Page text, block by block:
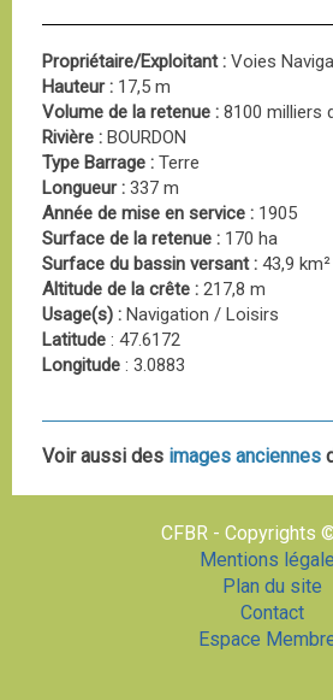
Propriétaire/Exploitant : Voies
Hauteur : 17,5 m
Volume de la retenue : 8100 milliers
Rivière : BOURDON
Type Barrage : Terre
Longueur : 337 m
Année de mise en service : 1905
Surface de la retenue : 170 ha
Surface du bassin versant : 43,9 km²
Altitude de la crête : 217,8 m
Usage(s) : Navigation / Loisirs
Latitude : 47.6172
Longitude : 3.0883
Voir aussi des images anciennes
CFBR - Copyrights
Mentions
Plan du site
Contact
Espace